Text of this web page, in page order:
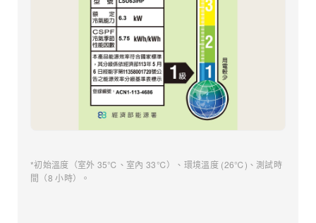
*初始溫度（室外 35℃、室內 33℃）、環境溫度 (26℃)、測試時
間（8 小時）。